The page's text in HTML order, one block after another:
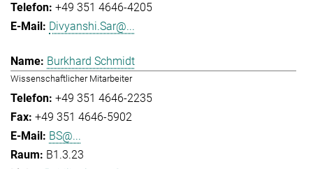
+49 351 4646-4205
Divyanshi.Sar@...
Burkhard Schmidt
Wissenschaftlicher Mitarbeiter
+49 351 4646-2235
+49 351 4646-5902
BS@...
B1.3.23